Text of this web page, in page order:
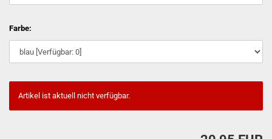
Farbe:
Artikel ist aktuell nicht verfügbar.